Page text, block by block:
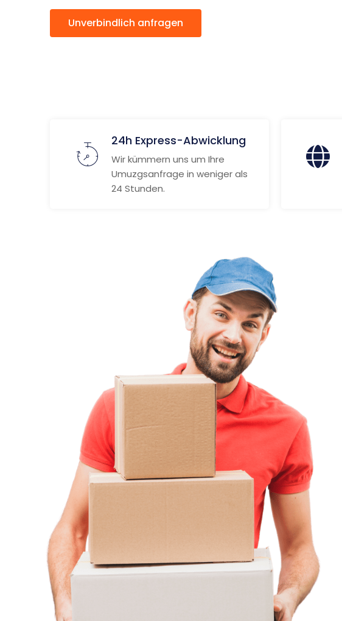
Unverbindlich anfragen
24h Express-Abwicklung
Wir kümmern uns um Ihre
Umuzgsanfrage in weniger als
24 Stunden.